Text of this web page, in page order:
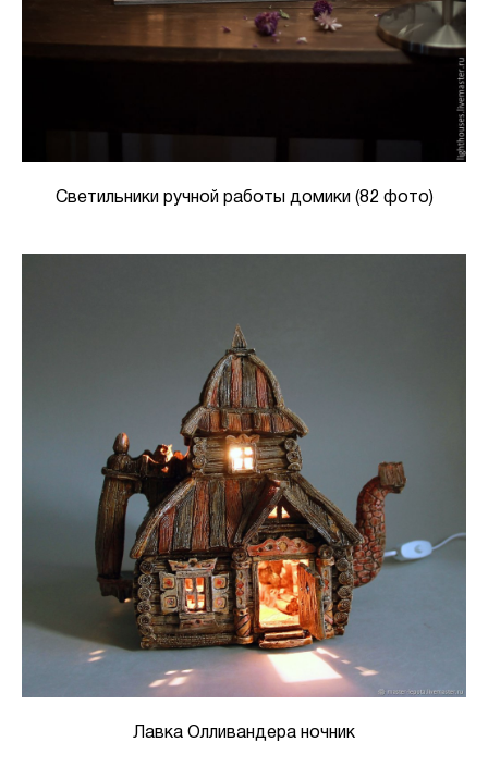
Светильники ручной работы домики (82 фото)
Лавка Олливандера ночник